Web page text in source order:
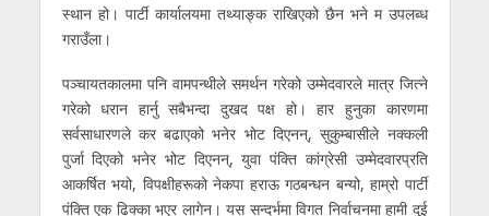
स्थान हो। पार्टी कार्यालयमा तथ्याङ्क राखिएको छैन भने म उपलब्ध
गराउँला।
पञ्चायतकालमा पनि वामपन्थीले समर्थन गरेको उम्मेदवारले मात्र जित्ने
गरेको धरान हार्नु सबैभन्दा दुखद पक्ष हो। हार हुनुका कारणमा
सर्वसाधारणले कर बढाएको भनेर भोट दिएनन्, सुकुम्बासीले नक्कली
पुर्जा दिएको भनेर भोट दिएनन्, युवा पंक्ति कांग्रेसी उम्मेदवारप्रति
आकर्षित भयो, विपक्षीहरूको नेकपा हराऊ गठबन्धन बन्यो, हाम्रो पार्टी
पंक्ति एक ढिक्का भएर लागेन। यस सन्दर्भमा विगत निर्वाचनमा हामी दुई